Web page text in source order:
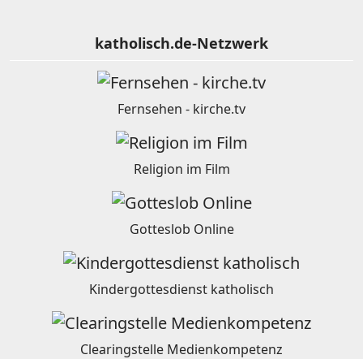
katholisch.de-Netzwerk
Fernsehen - kirche.tv
Religion im Film
Gotteslob Online
Kindergottesdienst katholisch
Clearingstelle Medienkompetenz